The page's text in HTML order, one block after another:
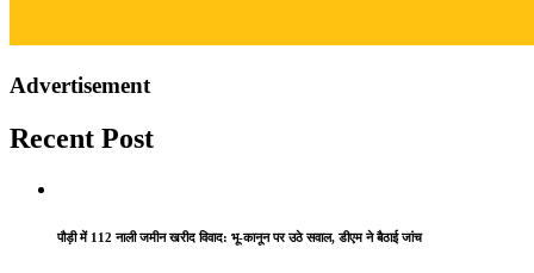
Advertisement
Recent Post
पौड़ी में 112 नाली जमीन खरीद विवाद: भू-कानून पर उठे सवाल, डीएम ने बैठाई जांच